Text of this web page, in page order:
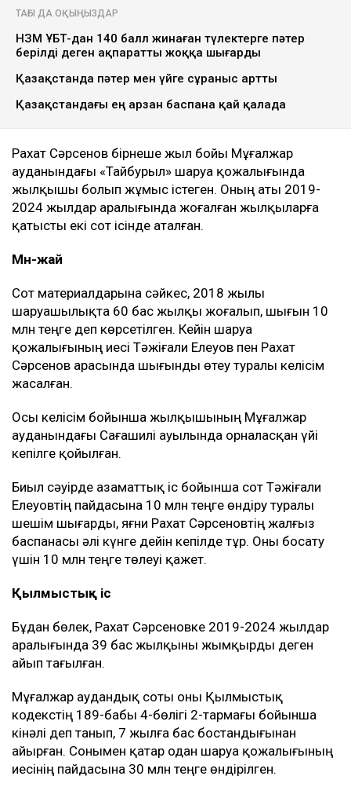
ТАҒЫ ДА ОҚЫҢЫЗДАР
НЗМ ҰБТ-дан 140 балл жинаған түлектерге пәтер
берілді деген ақпаратты жоққа шығарды
Қазақстанда пәтер мен үйге сұраныс артты
Қазақстандағы ең арзан баспана қай қалада
Рахат Сәрсенов бірнеше жыл бойы Мұғалжар
ауданындағы «Тайбурыл» шаруа қожалығында
жылқышы болып жұмыс істеген. Оның аты 2019-
2024 жылдар аралығында жоғалған жылқыларға
қатысты екі сот ісінде аталған.
Мән-жай
Сот материалдарына сәйкес, 2018 жылы
шаруашылықта 60 бас жылқы жоғалып, шығын 10
млн теңге деп көрсетілген. Кейін шаруа
қожалығының иесі Тәжіғали Елеуов пен Рахат
Сәрсенов арасында шығынды өтеу туралы келісім
жасалған.
Осы келісім бойынша жылқышының Мұғалжар
ауданындағы Сағашилі ауылында орналасқан үйі
кепілге қойылған.
Биыл сәуірде азаматтық іс бойынша сот Тәжіғали
Елеуовтің пайдасына 10 млн теңге өндіру туралы
шешім шығарды, яғни Рахат Сәрсеновтің жалғыз
баспанасы әлі күнге дейін кепілде тұр. Оны босату
үшін 10 млн теңге төлеуі қажет.
Қылмыстық іс
Бұдан бөлек, Рахат Сәрсеновке 2019-2024 жылдар
аралығында 39 бас жылқыны жымқырды деген
айып тағылған.
Мұғалжар аудандық соты оны Қылмыстық
кодекстің 189-бабы 4-бөлігі 2-тармағы бойынша
кінәлі деп танып, 7 жылға бас бостандығынан
айырған. Сонымен қатар одан шаруа қожалығының
иесінің пайдасына 30 млн теңге өндірілген.